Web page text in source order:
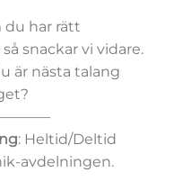
du har rätt
snackar vi vidare.
är nästa talang
: Heltid/Deltid
avdelningen.